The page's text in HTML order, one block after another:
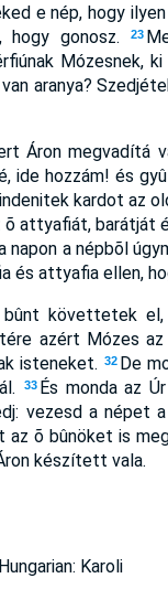
e nép, hogy
hogy gonosz.
23
Mózesnek,
aranya?
Áron megvadítá
ide hozzám! és
kardot az
õ attyafiát, barátját
a népbõl
és attyafia ellen,
bûnt követtetek
azért Mózes az
isteneket. 32 De
33 És monda az
vezesd a népet
az õ bûnöket is
készített vala.
Hungarian: Karoli